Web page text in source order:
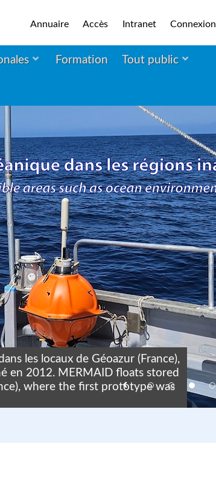
Annuaire Accès Intranet Connexion
Formation Tout public
les locaux de Géoazur (France),
en 2012. MERMAID floats stored
where the first prototype was